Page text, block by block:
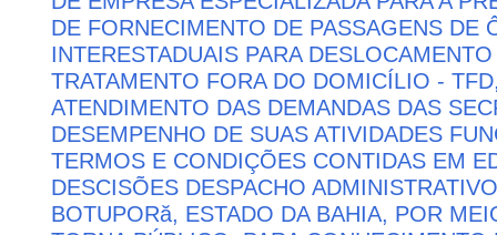
DE FORNECIMENTO DE PASSAGENS DE
INTERESTADUAIS PARA
TRATAMENTO FORA DO DOMICÍLIO -
ATENDIMENTO DAS DEMANDAS DAS
DESEMPENHO DE SUAS ATIVIDADES
TERMOS E CONDIÇÕES CONTIDAS EM
DESCISÕES DESPACHO
BOTUPORă, ESTADO DA BAHIA, POR